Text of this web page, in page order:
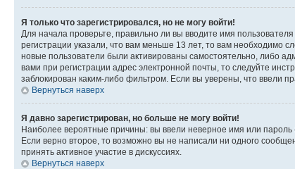
Я только что зарегистрировался, но не могу войти!
Для начала проверьте, правильно ли вы вводите имя
регистрации указали, что вам меньше 13 лет, то вам необходимо
новые пользователи были активированы самостоятельно, либо
вами при регистрации адрес электронной почты, то следуйте
заблокирован каким-либо фильтром. Если вы уверены, что ввели
Вернуться наверх
Я давно зарегистрирован, но больше не могу войти!
Наиболее вероятные причины: вы ввели неверное имя или
Если верно второе, то возможно вы не написали ни одного
принять активное участие в дискуссиях.
Вернуться наверх